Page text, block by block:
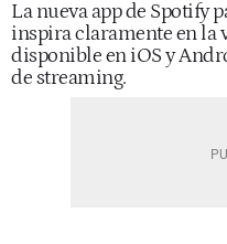
La nueva app de Spotify
inspira claramente en la
disponible en iOS y
de streaming.